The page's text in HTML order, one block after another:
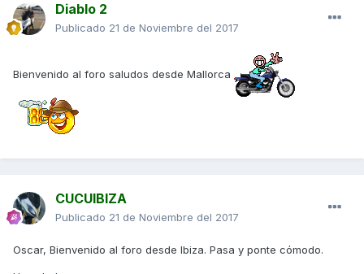
Diablo 2
Publicado 21 de Noviembre del 2017
Bienvenido al foro saludos desde Mallorca
CUCUIBIZA
Publicado 21 de Noviembre del 2017
Oscar, Bienvenido al foro desde Ibiza. Pasa y ponte cómodo.